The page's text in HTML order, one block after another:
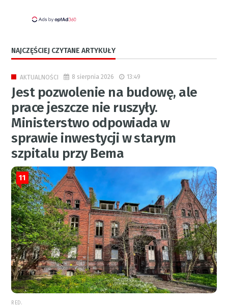
NAJCZĘŚCIEJ CZYTANE ARTYKUŁY
AKTUALNOŚCI 8 sierpnia 2026 13:49
Jest pozwolenie na budowę, ale
prace jeszcze nie ruszyły.
Ministerstwo odpowiada w
sprawie inwestycji w starym
szpitalu przy Bema
11
RED.